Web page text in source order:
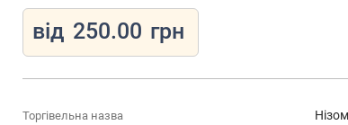
від 250.00 грн
Торгівельна назва